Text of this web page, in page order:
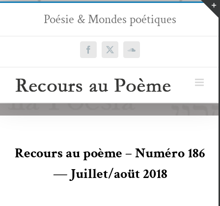
Passer
contenu
Poésie & Mondes poétiques
Facebook
X SoundCloud
Recours au poème – Numéro 186
— Juillet/aoüt 2018